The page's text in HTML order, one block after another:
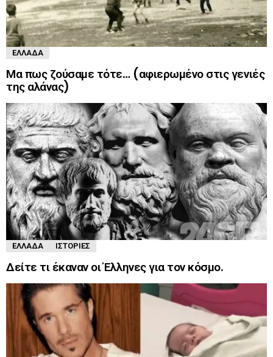
ΕΛΛΆΔΑ
Μα πως ζούσαμε τότε… (αφιερωμένο στις γενιές
της αλάνας)
ΕΛΛΆΔΑ ΙΣΤΟΡΊΕΣ
Δείτε τι έκαναν οι Έλληνες για τον κόσμο.